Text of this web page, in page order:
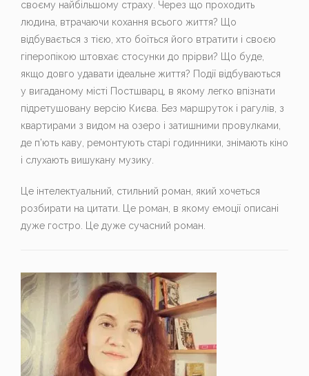
своєму найбільшому страху. Через що проходить
людина, втрачаючи кохання всього життя? Що
відбувається з тією, хто боїться його втратити і своєю
гіперопікою штовхає стосунки до прірви? Що буде,
якщо довго удавати ідеальне життя? Події відбуваються
у вигаданому місті Постшварц, в якому легко впізнати
підретушовану версію Києва. Без маршруток і рагулів, з
квартирами з видом на озеро і затишними провулками,
де п’ють каву, ремонтують старі годинники, знімають кіно
і слухають вишукану музику.
Це інтелектуальний, стильний роман, який хочеться
розбирати на цитати. Це роман, в якому емоції описані
дуже гостро. Це дуже сучасний роман.